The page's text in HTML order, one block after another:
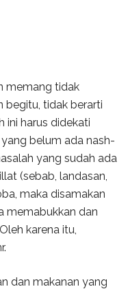
memang tidak
begitu, tidak berarti
ini harus didekati
belum ada nash-
yang sudah ada
(sebab, landasan,
maka disamakan
memabukkan dan
karena itu,